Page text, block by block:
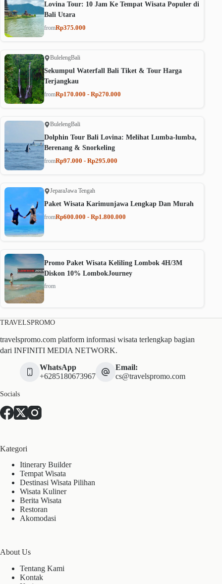
Lovina Tour: 10 Jam Ke Tempat Wisata Populer di
Bali Utara
fromRp375.000
BulelengBali
Sekumpul Waterfall Bali Tiket & Tour Harga
Terjangkau
fromRp170.000 - Rp270.000
BulelengBali
Dolphin Tour Bali Lovina: Melihat Lumba-lumba,
Berenang & Snorkeling
fromRp97.000 - Rp295.000
JeparaJawa Tengah
Paket Wisata Karimunjawa Lengkap Dan Murah
fromRp600.000 - Rp1.800.000
Promo Paket Wisata Keliling Lombok 4H/3M
Diskon 10% LombokJourney
from
TRAVELSPROMO
travelspromo.com platform informasi wisata terlengkap bagian
dari INFINITI MEDIA NETWORK.
WhatsApp
+6285180673967
Email:
cs@travelspromo.com
Socials
Kategori
Itinerary Builder
Tempat Wisata
Destinasi Wisata Pilihan
Wisata Kuliner
Berita Wisata
Restoran
Akomodasi
About Us
Tentang Kami
Kontak